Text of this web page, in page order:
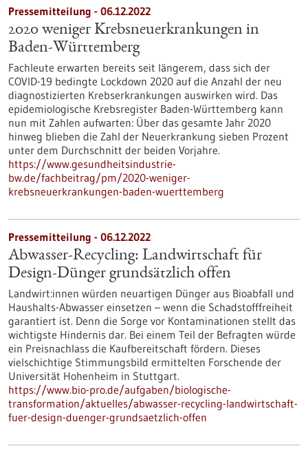
Pressemitteilung - 06.12.2022
2020 weniger Krebsneuerkrankungen in
Baden-Württemberg
Fachleute erwarten bereits seit längerem, dass sich der
COVID-19 bedingte Lockdown 2020 auf die Anzahl der neu
diagnostizierten Krebserkrankungen auswirken wird. Das
epidemiologische Krebsregister Baden-Württemberg kann
nun mit Zahlen aufwarten: Über das gesamte Jahr 2020
hinweg blieben die Zahl der Neuerkrankung sieben Prozent
unter dem Durchschnitt der beiden Vorjahre.
https://www.gesundheitsindustrie-
bw.de/fachbeitrag/pm/2020-weniger-
krebsneuerkrankungen-baden-wuerttemberg
Pressemitteilung - 06.12.2022
Abwasser-Recycling: Landwirtschaft für
Design-Dünger grundsätzlich offen
Landwirt:innen würden neuartigen Dünger aus Bioabfall und
Haushalts-Abwasser einsetzen – wenn die Schadstofffreiheit
garantiert ist. Denn die Sorge vor Kontaminationen stellt das
wichtigste Hindernis dar. Bei einem Teil der Befragten würde
ein Preisnachlass die Kaufbereitschaft fördern. Dieses
vielschichtige Stimmungsbild ermittelten Forschende der
Universität Hohenheim in Stuttgart.
https://www.bio-pro.de/aufgaben/biologische-
transformation/aktuelles/abwasser-recycling-landwirtschaft-
fuer-design-duenger-grundsaetzlich-offen